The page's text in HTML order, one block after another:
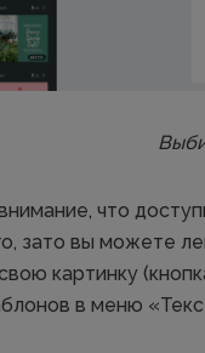
что
зато вы можете
картинку
в меню